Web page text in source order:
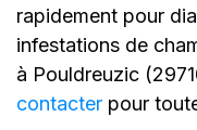
rapidement pour
infestations de
à Pouldreuzic
contacter pour